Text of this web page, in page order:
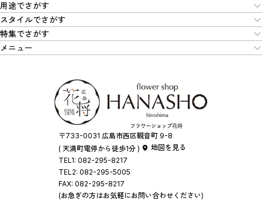
用途でさがす
スタイルでさがす
特集でさがす
メニュー
〒733-0031 広島市西区観音町 9-8
( 天満町電停から徒歩1分 )
地図を見る
TEL1: 082-295-8217
TEL2: 082-295-5005
FAX: 082-295-8217
(お急ぎの方はお気軽にお問い合わせください)